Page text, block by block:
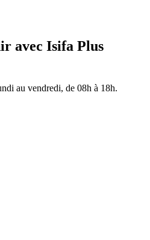
avec Isifa Plus
au vendredi, de 08h à 18h.